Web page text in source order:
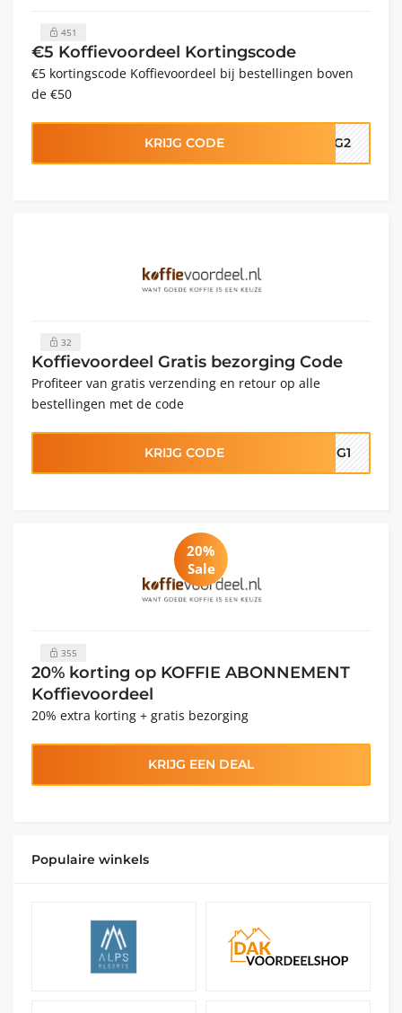
451
€5 Koffievoordeel Kortingscode
€5 kortingscode Koffievoordeel bij bestellingen boven
de €50
KRIJG CODE ING2
32
Koffievoordeel Gratis bezorging Code
Profiteer van gratis verzending en retour op alle
bestellingen met de code
KRIJG CODE ING1
20%
Sale
355
20% korting op KOFFIE ABONNEMENT
Koffievoordeel
20% extra korting + gratis bezorging
KRIJG EEN DEAL
Populaire winkels